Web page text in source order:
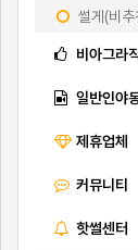
썰게(비추
비아그라
일반인야
제휴업체
커뮤니티
핫썰센터